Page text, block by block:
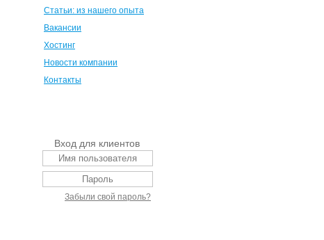
Статьи: из нашего опыта
Вакансии
Хостинг
Новости компании
Контакты
Вход для клиентов
Забыли свой пароль?